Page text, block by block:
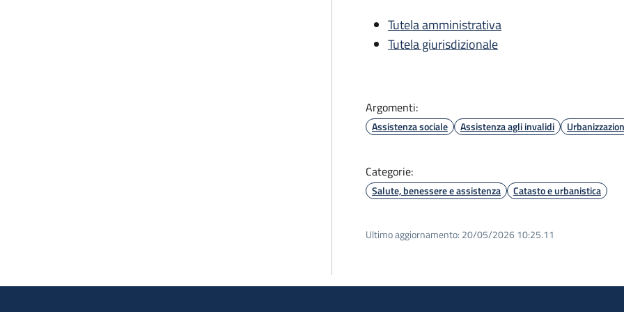
Tutela amministrativa
Tutela giurisdizionale
Argomenti:
Assistenza sociale Assistenza agli invalidi
Categorie:
Salute, benessere e assistenza Catasto e urbanistica
Ultimo aggiornamento: 20/05/2026 10:25.11